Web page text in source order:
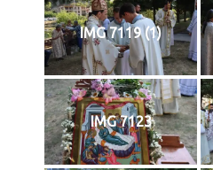
IMG 7119 (1)
IMG 7123